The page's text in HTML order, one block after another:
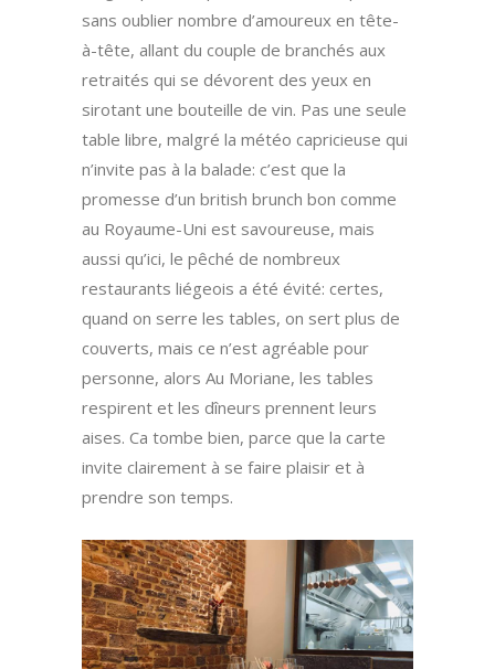
sans oublier nombre d’amoureux en tête-
à-tête, allant du couple de branchés aux
retraités qui se dévorent des yeux en
sirotant une bouteille de vin. Pas une seule
table libre, malgré la météo capricieuse qui
n’invite pas à la balade: c’est que la
promesse d’un british brunch bon comme
au Royaume-Uni est savoureuse, mais
aussi qu’ici, le pêché de nombreux
restaurants liégeois a été évité: certes,
quand on serre les tables, on sert plus de
couverts, mais ce n’est agréable pour
personne, alors Au Moriane, les tables
respirent et les dîneurs prennent leurs
aises. Ca tombe bien, parce que la carte
invite clairement à se faire plaisir et à
prendre son temps.